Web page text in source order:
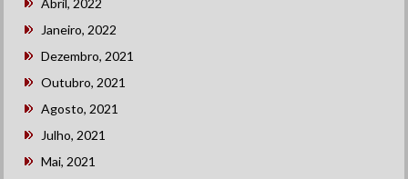
Abril, 2022
Janeiro, 2022
Dezembro, 2021
Outubro, 2021
Agosto, 2021
Julho, 2021
Mai, 2021